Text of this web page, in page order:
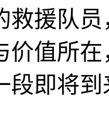
救援队
价值所
段即将